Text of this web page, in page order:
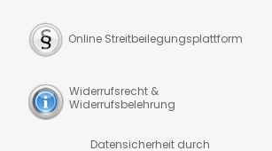
Online Streitbeilegungsplattform
Widerrufsrecht &
Widerrufsbelehrung
Datensicherheit durch